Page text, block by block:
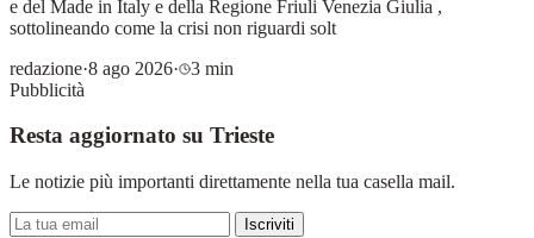
e del Made in Italy e della Regione Friuli Venezia Giulia ,
sottolineando come la crisi non riguardi solt
redazione·8 ago 2026·
3 min
Pubblicità
Resta aggiornato su Trieste
Le notizie più importanti direttamente nella tua casella mail.
Iscriviti